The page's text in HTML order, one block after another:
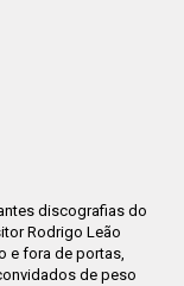
discografias do
Rodrigo Leão
e fora de portas,
de peso